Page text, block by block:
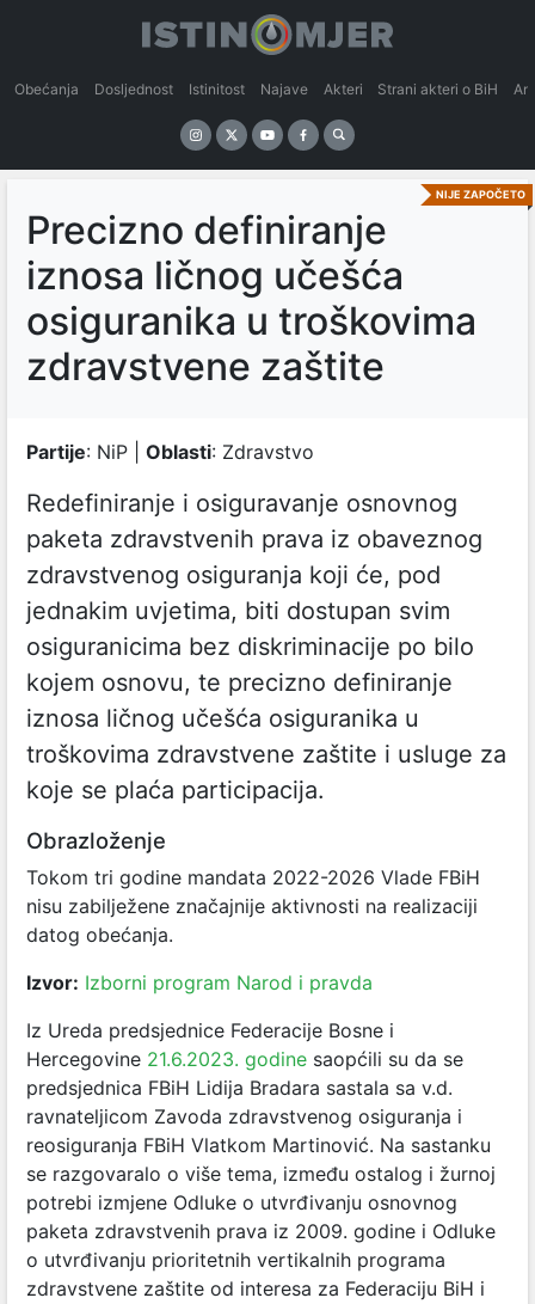
Obećanja Dosljednost Istinitost Najave Akteri Strani akteri o BiH
NIJE ZAPOČETO
Precizno definiranje
iznosa ličnog učešća
osiguranika u troškovima
zdravstvene zaštite
Partije: NiP | Oblasti: Zdravstvo
Redefiniranje i osiguravanje osnovnog
paketa zdravstvenih prava iz obaveznog
zdravstvenog osiguranja koji će, pod
jednakim uvjetima, biti dostupan svim
osiguranicima bez diskriminacije po bilo
kojem osnovu, te precizno definiranje
iznosa ličnog učešća osiguranika u
troškovima zdravstvene zaštite i usluge za
koje se plaća participacija.
Obrazloženje
Tokom tri godine mandata 2022-2026 Vlade FBiH
nisu zabilježene značajnije aktivnosti na realizaciji
datog obećanja.
Izvor: Izborni program Narod i pravda
Iz Ureda predsjednice Federacije Bosne i
Hercegovine 21.6.2023. godine saopćili su da se
predsjednica FBiH Lidija Bradara sastala sa v.d.
ravnateljicom Zavoda zdravstvenog osiguranja i
reosiguranja FBiH Vlatkom Martinović. Na sastanku
se razgovaralo o više tema, između ostalog i žurnoj
potrebi izmjene Odluke o utvrđivanju osnovnog
paketa zdravstvenih prava iz 2009. godine i Odluke
o utvrđivanju prioritetnih vertikalnih programa
zdravstvene zaštite od interesa za Federaciju BiH i